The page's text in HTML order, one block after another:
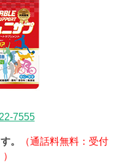
7555
。
（通話料無料：受付